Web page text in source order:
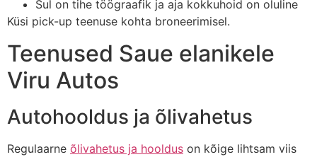
Sul on tihe töögraafik ja aja kokkuhoid on oluline
Küsi pick-up teenuse kohta broneerimisel.
Teenused Saue elanikele
Viru Autos
Autohooldus ja õlivahetus
Regulaarne õlivahetus ja hooldus on kõige lihtsam viis